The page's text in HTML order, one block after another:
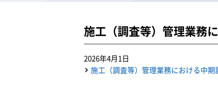
施工（調査等）管理業務
2026年4月1日
施工（調査等）管理業務における中期